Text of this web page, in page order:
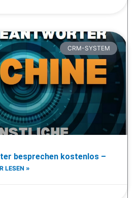
CRM-SYSTEM
besprechen kostenlos –
LESEN »